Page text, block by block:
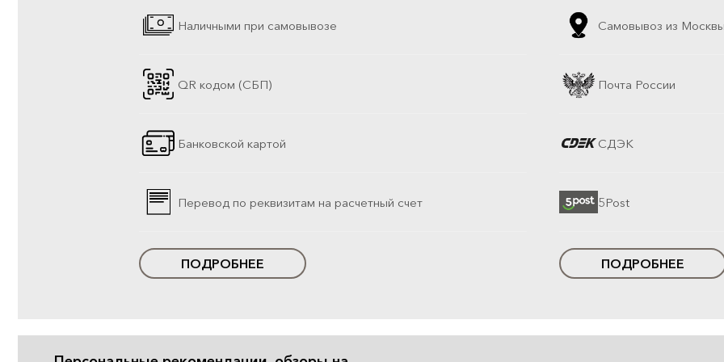
Наличными при самовывозе
QR кодом (СБП)
Банковской картой
Перевод по реквизитам на расчетный счет
ПОДРОБНЕЕ
Самовывоз из
Почта России
СДЭК
5Post
ПОДРОБНЕЕ